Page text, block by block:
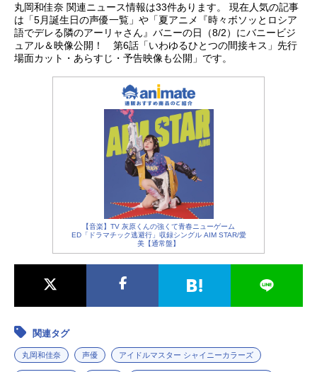
丸岡和佳奈 関連ニュース情報は33件あります。 現在人気の記事
は「5月誕生日の声優一覧」や「夏アニメ『時々ボソッとロシア
語でデレる隣のアーリャさん』バニーの日（8/2）にバニービジ
ュアル＆映像公開！ 第6話「いわゆるひとつの間接キス」先行
場面カット・あらすじ・予告映像も公開」です。
【音楽】TV 灰原くんの強くて青春ニューゲーム
ED「ドラマチック逃避行」収録シングル AIM STAR/愛
美【通常盤】
関連タグ
丸岡和佳奈 声優 アイドルマスター シャイニーカラーズ